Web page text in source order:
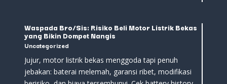
Waspada Bro/Sis: Risiko Beli Motor Listrik Bekas
yang Bikin Dompet Nangis
Uncategorized
Jujur, motor listrik bekas menggoda tapi penuh
jebakan: baterai melemah, garansi ribet, modifikasi